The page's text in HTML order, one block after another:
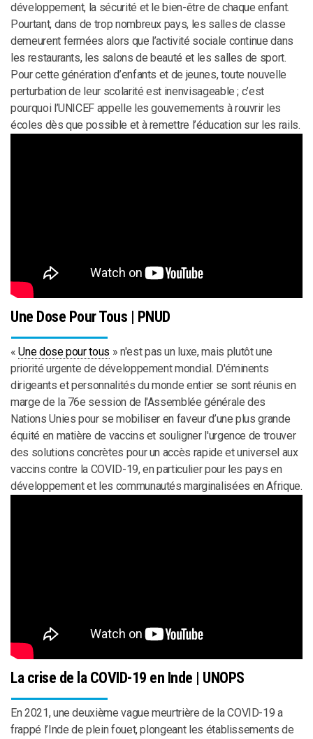
développement, la sécurité et le bien-être de chaque enfant.
Pourtant, dans de trop nombreux pays, les salles de classe
demeurent fermées alors que l’activité sociale continue dans
les restaurants, les salons de beauté et les salles de sport.
Pour cette génération d’enfants et de jeunes, toute nouvelle
perturbation de leur scolarité est inenvisageable ; c’est
pourquoi l’UNICEF appelle les gouvernements à rouvrir les
écoles dès que possible et à remettre l’éducation sur les rails.
Une Dose Pour Tous | PNUD
«Une dose pour tous » n'est pas un luxe, mais plutôt une
priorité urgente de développement mondial. D'éminents
dirigeants et personnalités du monde entier se sont réunis en
marge de la 76e session de l'Assemblée générale des
Nations Unies pour se mobiliser en faveur d’une plus grande
équité en matière de vaccins et souligner l'urgence de trouver
des solutions concrètes pour un accès rapide et universel aux
vaccins contre la COVID-19, en particulier pour les pays en
développement et les communautés marginalisées en Afrique.
La crise de la COVID-19 en Inde | UNOPS
En 2021, une deuxième vague meurtrière de la COVID-19 a
frappé l’Inde de plein fouet, plongeant les établissements de